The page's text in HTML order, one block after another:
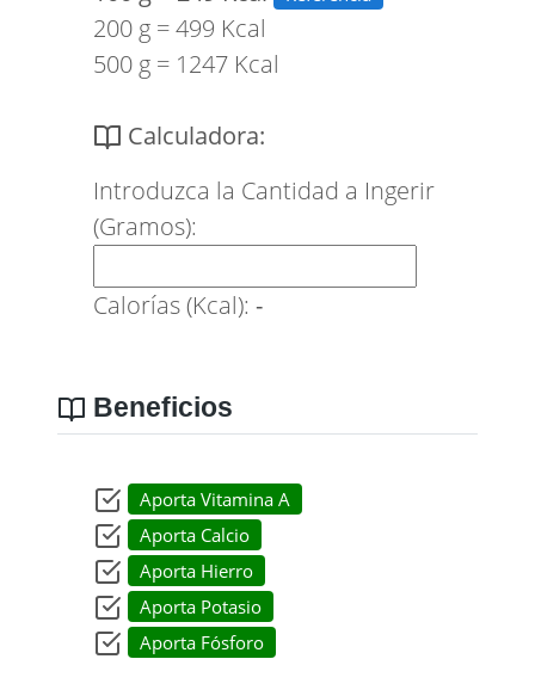
200 g = 499 Kcal
500 g = 1247 Kcal
Calculadora:
Introduzca la Cantidad a Ingerir
(Gramos):
Calorías (Kcal): -
Beneficios
Aporta Vitamina A
Aporta Calcio
Aporta Hierro
Aporta Potasio
Aporta Fósforo